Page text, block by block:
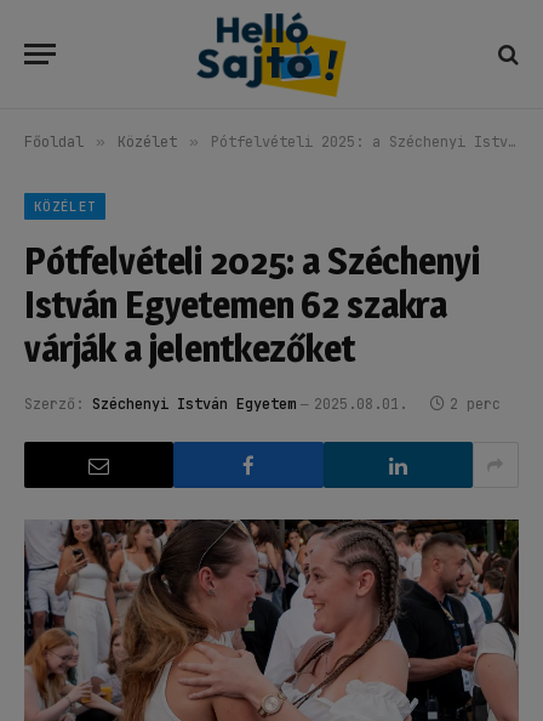
Főoldal » Közélet » Pótfelvételi 2025: a Széchenyi István Egyetemen 62 szakra várják a jelentkezőket
KÖZÉLET
Pótfelvételi 2025: a Széchenyi
István Egyetemen 62 szakra
várják a jelentkezőket
Szerző: Széchenyi István Egyetem 2025.08.01. 2 perc